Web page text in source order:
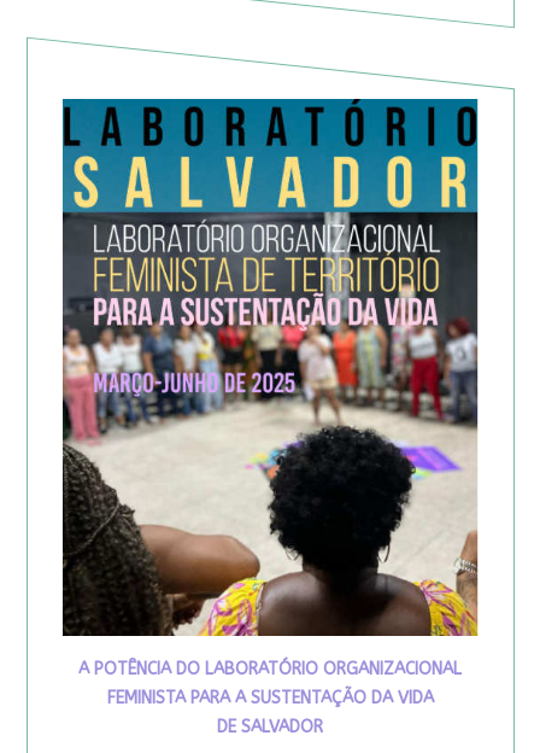
A POTÊNCIA DO LABORATÓRIO ORGANIZACIONAL
FEMINISTA PARA A SUSTENTAÇÃO DA VIDA
DE SALVADOR